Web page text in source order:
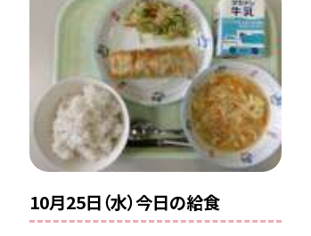
10月25日（水）今日の給食